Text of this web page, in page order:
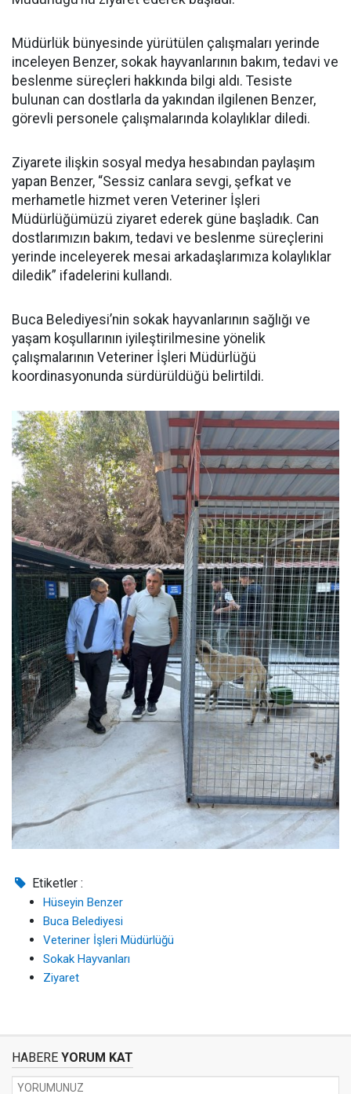
Müdürlük bünyesinde yürütülen çalışmaları yerinde
inceleyen Benzer, sokak hayvanlarının bakım, tedavi ve
beslenme süreçleri hakkında bilgi aldı. Tesiste
bulunan can dostlarla da yakından ilgilenen Benzer,
görevli personele çalışmalarında kolaylıklar diledi.
Ziyarete ilişkin sosyal medya hesabından paylaşım
yapan Benzer, “Sessiz canlara sevgi, şefkat ve
merhametle hizmet veren Veteriner İşleri
Müdürlüğümüzü ziyaret ederek güne başladık. Can
dostlarımızın bakım, tedavi ve beslenme süreçlerini
yerinde inceleyerek mesai arkadaşlarımıza kolaylıklar
diledik” ifadelerini kullandı.
Buca Belediyesi’nin sokak hayvanlarının sağlığı ve
yaşam koşullarının iyileştirilmesine yönelik
çalışmalarının Veteriner İşleri Müdürlüğü
koordinasyonunda sürdürüldüğü belirtildi.
Etiketler :
Hüseyin Benzer
Buca Belediyesi
Veteriner İşleri Müdürlüğü
Sokak Hayvanları
Ziyaret
HABERE YORUM KAT